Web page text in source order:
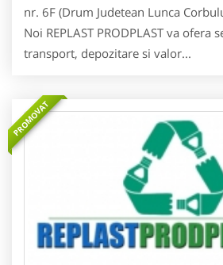
nr. 6F (Drum Judetean Lunca
Noi REPLAST PRODPLAST va ofera
transport, depozitare si valor...
PROMOVAT